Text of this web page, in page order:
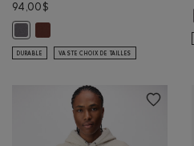
94,00$
Chandail kangourou original à
DURABLE VASTE CHOIX DE TAILLES